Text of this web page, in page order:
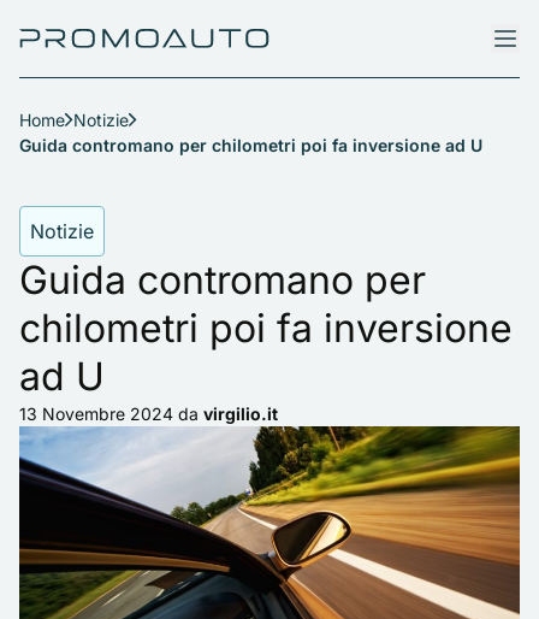
Home Notizie
Guida contromano per chilometri poi fa inversione ad U
Notizie
Guida contromano per
chilometri poi fa inversione
ad U
13 Novembre 2024 da virgilio.it